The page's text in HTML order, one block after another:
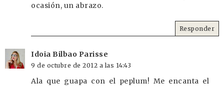
ocasión, un abrazo.
Responder
Idoia Bilbao Parisse
9 de octubre de 2012 a las 14:43
Ala que guapa con el peplum! Me encanta el